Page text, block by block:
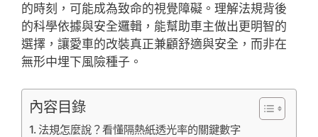
的時刻，可能成為致命的視覺障礙。理解法規背後
的科學依據與安全邏輯，能幫助車主做出更明智的
選擇，讓愛車的改裝真正兼顧舒適與安全，而非在
無形中埋下風險種子。
內容目錄
法規怎麼說？看懂隔熱紙透光率的關鍵數字